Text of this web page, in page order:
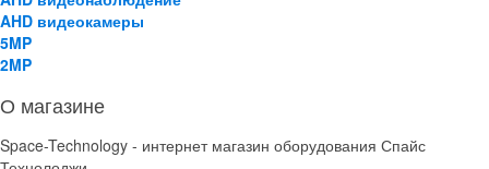
AHD видеокамеры
5MP
2MP
О магазине
Space-Technology - интернет магазин оборудования Спайс